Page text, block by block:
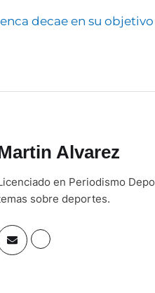
decae en su
Alvarez
en Periodismo
sobre deportes.